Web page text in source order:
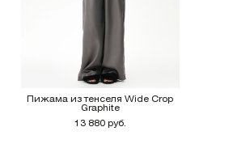
Пижама из тенселя Wide Crop
Graphite
13 880 руб.